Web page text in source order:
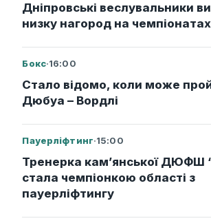
Дніпровські веслувальники
низку нагород на
Бокс·16:00
Стало відомо, коли може
Дюбуа – Вордлі
Пауерліфтинг·15:00
Тренерка кам’янської ДЮФШ
стала чемпіонкою області з
пауерліфтингу